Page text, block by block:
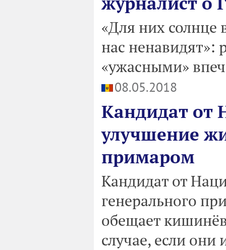
«Для них солнце
нас ненавидят»:
«ужасными»
08.05.2018
Кандидат от
улучшение
примаром
Кандидат от
генерального
обещает
случае, если они